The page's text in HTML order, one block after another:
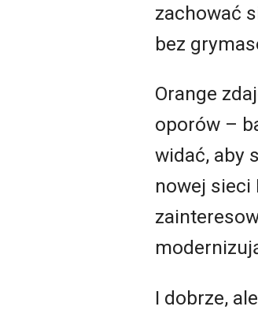
zachować
bez
Orange
oporów –
widać, aby
nowej sieci
I dobrze,